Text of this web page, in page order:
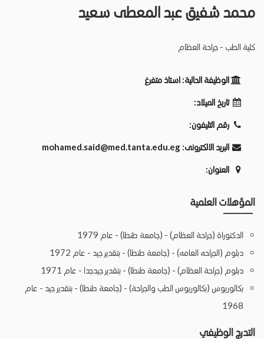
محمد شفيق عبد المعطى سعيد
كلية الطب - جراحة العظام
الوظيفة الحالية: استاذ متفرغ
تاريخ الميلاد:
رقم التليفون:
البريد الالكترونى: mohamed.said@med.tanta.edu.eg
العنوان:
المؤهلات العلمية
الدكتوراة (جراحة العظام) - (جامعة طنطا) - عام 1979
دبلوم (الجراحه العامه) - (جامعة طنطا) - بتقدير جيد - عام 1972
دبلوم (جراحة العظام) - (جامعة طنطا) - بتقدير جيدجدا - عام 1971
بكالوريوس (بكالوريوس الطب والجراحة) - (جامعة طنطا) - بتقدير جيد - عام
1968
التدرج الوظيفي